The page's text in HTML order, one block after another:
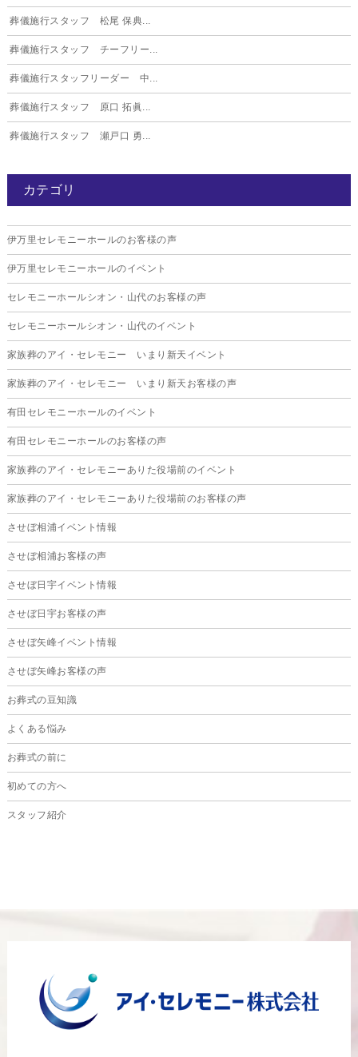
葬儀施行スタッフ 松尾 保典...
葬儀施行スタッフ チーフリー...
葬儀施行スタッフリーダー 中...
葬儀施行スタッフ 原口 拓眞...
葬儀施行スタッフ 瀬戸口 勇...
カテゴリ
伊万里セレモニーホールのお客様の声
伊万里セレモニーホールのイベント
セレモニーホールシオン・山代のお客様の声
セレモニーホールシオン・山代のイベント
家族葬のアイ・セレモニー いまり新天イベント
家族葬のアイ・セレモニー いまり新天お客様の声
有田セレモニーホールのイベント
有田セレモニーホールのお客様の声
家族葬のアイ・セレモニーありた役場前のイベント
家族葬のアイ・セレモニーありた役場前のお客様の声
させぼ相浦イベント情報
させぼ相浦お客様の声
させぼ日宇イベント情報
させぼ日宇お客様の声
させぼ矢峰イベント情報
させぼ矢峰お客様の声
お葬式の豆知識
よくある悩み
お葬式の前に
初めての方へ
スタッフ紹介